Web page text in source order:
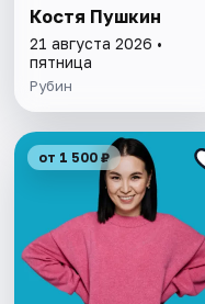
Костя Пушкин
21 августа 2026 •
пятница
Рубин
от 1 500 ₽